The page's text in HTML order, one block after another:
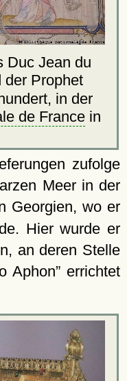
Duc Jean du
der Prophet
in der
de France in
zufolge
Meer in der
Georgien, wo er
Hier wurde er
an deren Stelle
Aphon errichtet